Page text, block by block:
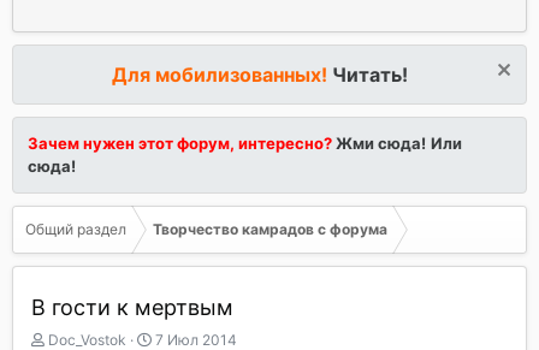
Для мобилизованных! Читать!
Зачем нужен этот форум, интересно?Жми сюда! Или
сюда!
Общий раздел Творчество камрадов с форума
В гости к мертвым
А
Doc_Vostok
Д
7 Июл 2014